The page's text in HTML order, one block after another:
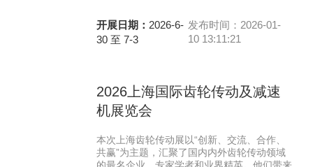
开展日期： 2026-6-
30 至 7-3
发布时间：2026-01-
10 13:11:21
2026上海国际齿轮传动及减速
机展览会
本次上海齿轮传动展以“创新、交流、合作、
共赢”为主题，汇聚了国内内外齿轮传动领域